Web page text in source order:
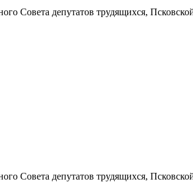
Совета депутатов трудящихся,
Совета депутатов трудящихся,